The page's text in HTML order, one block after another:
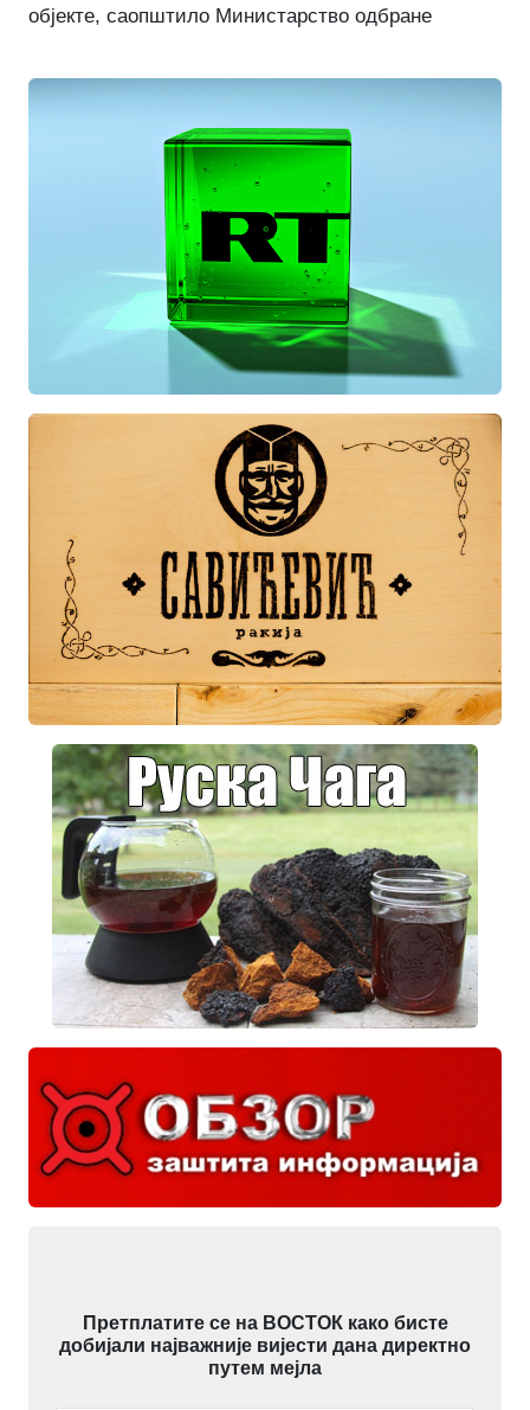
објекте, саопштило Министарство одбране
Претплатите се на ВОСТОК како бисте
добијали најважније вијести дана директно
путем мејла